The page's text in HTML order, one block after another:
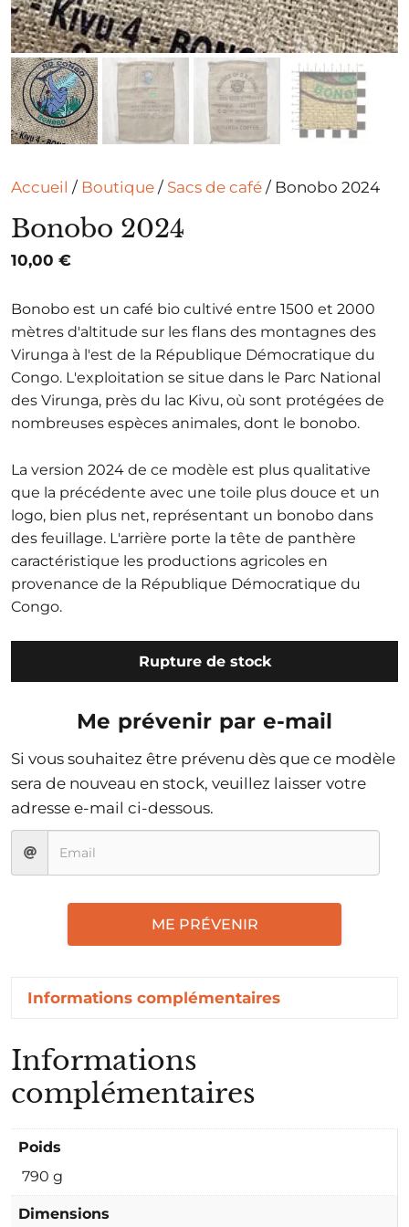
Accueil / Boutique / Sacs de café / Bonobo 2024
Bonobo 2024
10,00 €
Bonobo est un café bio cultivé entre 1500 et 2000
mètres d'altitude sur les flans des montagnes des
Virunga à l'est de la République Démocratique du
Congo. L'exploitation se situe dans le Parc National
des Virunga, près du lac Kivu, où sont protégées de
nombreuses espèces animales, dont le bonobo.
La version 2024 de ce modèle est plus qualitative
que la précédente avec une toile plus douce et un
logo, bien plus net, représentant un bonobo dans
des feuillage. L'arrière porte la tête de panthère
caractéristique les productions agricoles en
provenance de la République Démocratique du
Congo.
Rupture de stock
Me prévenir par e-mail
Si vous souhaitez être prévenu dès que ce modèle
sera de nouveau en stock, veuillez laisser votre
adresse e-mail ci-dessous.
ME PRÉVENIR
Informations complémentaires
Informations
complémentaires
Poids
790 g
Dimensions